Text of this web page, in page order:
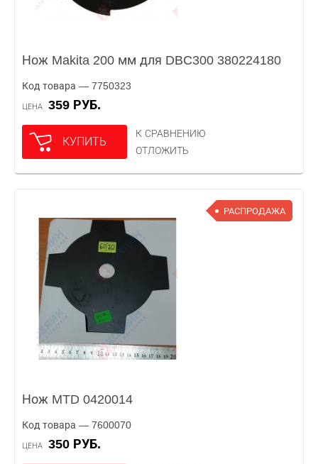
Нож Makita 200 мм для DBC300 380224180
Код товара — 7750323
ЦЕНА 359 РУБ.
КУПИТЬ
К СРАВНЕНИЮ
ОТЛОЖИТЬ
РАСПРОДАЖА
Нож MTD 0420014
Код товара — 7600070
ЦЕНА 350 РУБ.